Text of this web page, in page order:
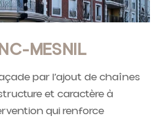
MESNIL
par l’ajout de chaînes
et caractère à
qui renforce